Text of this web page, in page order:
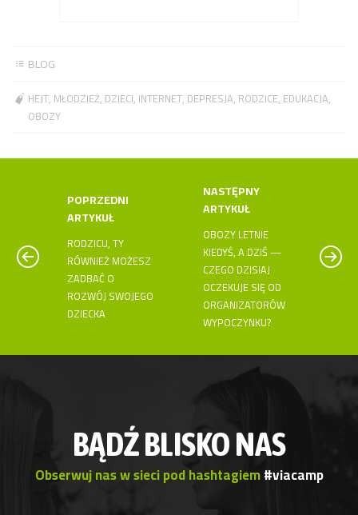
BLOG
HEJT MŁODZIEŻ DZIECI INTERNET DEPRESJA RODZICE EDUKACJA
OBOZY
POPRZEDNI
ARTYKUŁ
RODZICU, TY
RÓWNIEŻ MOŻESZ
ZADBAĆ O
ROZWÓJ SWOJEGO
DZIECKA
NASTĘPNY
ARTYKUŁ
OBOZY LETNIE
KIEDYŚ, A DZIŚ —
CZEGO DZISIAJ
OCZEKUJE SIĘ OD
ORGANIZATORÓW
WYPOCZYNKU?
BĄDŹ BLISKO NAS
Obserwuj nas w sieci pod hashtagiem#viacamp